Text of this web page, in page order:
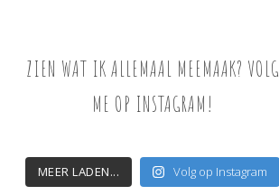
ZIEN WAT IK ALLEMAAL MEEMAAK? VOLG
ME OP INSTAGRAM!
MEER LADEN... Volg op Instagram